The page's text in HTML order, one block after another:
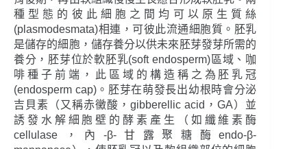
種型態的彼此細胞之間均可以原生質絲
(plasmodesmata)相連，可彼此流通細胞質。胚乳
是儲存的細胞，儲存養分以供未來胚芽發芽所需的
養分，胚芽位於軟胚乳(soft endosperm)區域、咖
啡種子前端，此區域的構造稱之為胚乳冠
(endosperm cap)。胚芽在萌發長出幼根時會分泌
吉貝素（又稱赤黴酸，gibberellic acid，GA）並
誘發水解細胞壁的酵素產生（如纖維素酶
cellulase，內-β-甘露聚糖酶endo-β-